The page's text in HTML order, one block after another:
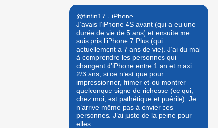
@tintin17 - iPhone
J’avais l’iPhone 4S avant (qui a eu une
durée de vie de 5 ans) et ensuite me
suis pris l’iPhone 7 Plus (qui
actuellement a 7 ans de vie). J’ai du mal
à comprendre les personnes qui
changent d’iPhone entre 1 an et maxi
2/3 ans, si ce n’est que pour
impressionner, frimer et-ou montrer
quelconque signe de richesse (ce qui,
chez moi, est pathétique et puérile). Je
n’arrive même pas à envier ces
personnes. J’ai juste de la peine pour
elles.